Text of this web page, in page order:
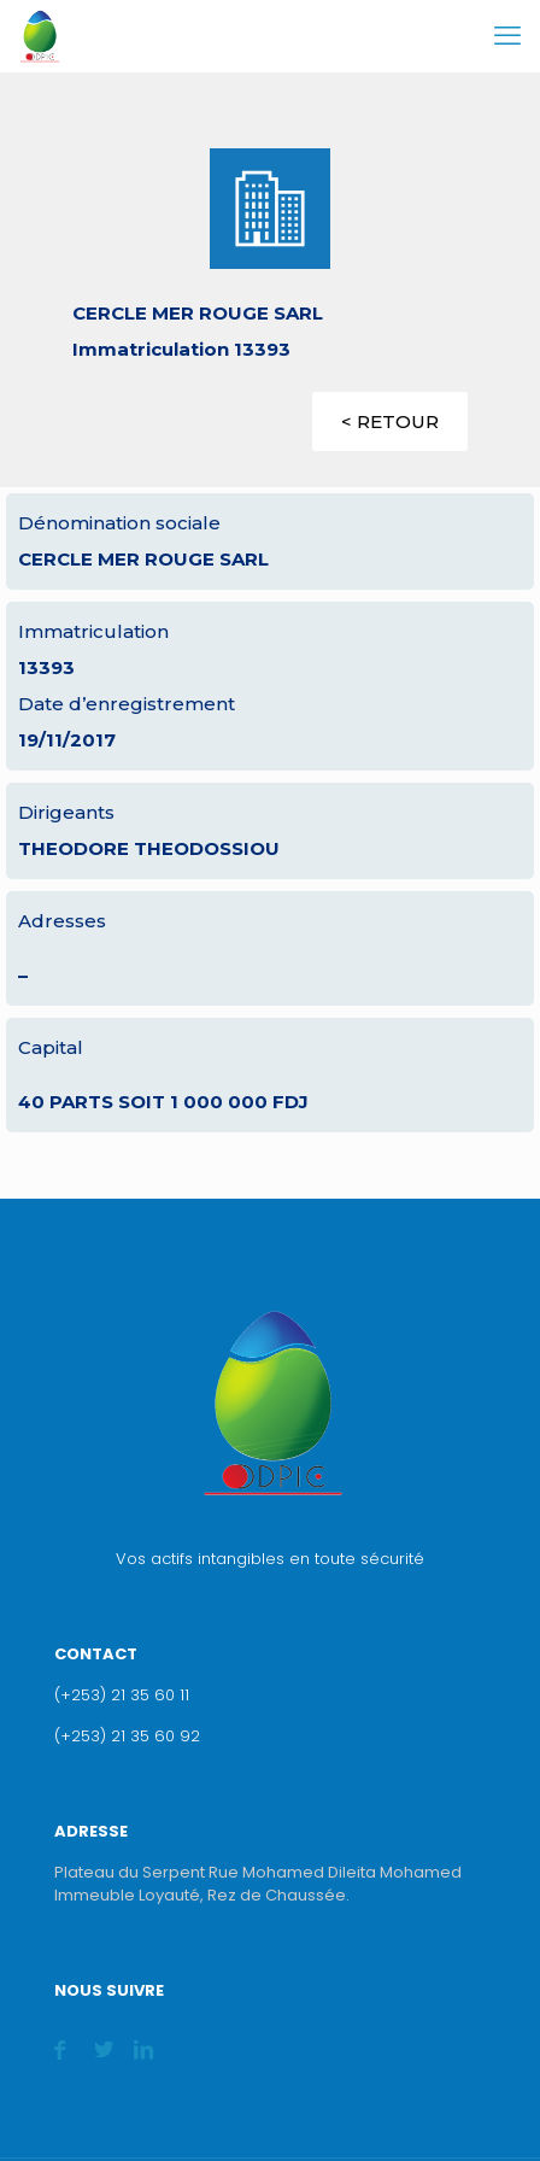
CERCLE MER ROUGE SARL
Immatriculation 13393
< RETOUR
Dénomination sociale
CERCLE MER ROUGE SARL
Immatriculation
13393
Date d’enregistrement
19/11/2017
Dirigeants
THEODORE THEODOSSIOU
Adresses
–
Capital
40 PARTS SOIT 1 000 000 FDJ
Vos actifs intangibles en toute sécurité
CONTACT
(+253) 21 35 60 11
(+253) 21 35 60 92
ADRESSE
Plateau du Serpent Rue Mohamed Dileita Mohamed
Immeuble Loyauté, Rez de Chaussée.
NOUS SUIVRE